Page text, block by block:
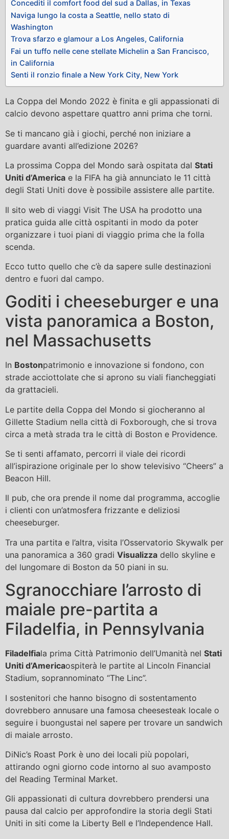
Concediti il ​​comfort food del sud a Dallas, in Texas
Naviga lungo la costa a Seattle, nello stato di
Washington
Trova sfarzo e glamour a Los Angeles, California
Fai un tuffo nelle cene stellate Michelin a San Francisco,
in California
Senti il ​​ronzio finale a New York City, New York
La Coppa del Mondo 2022 è finita e gli appassionati di
calcio devono aspettare quattro anni prima che torni.
Se ti mancano già i giochi, perché non iniziare a
guardare avanti all’edizione 2026?
La prossima Coppa del Mondo sarà ospitata dal Stati
Uniti d’America e la FIFA ha già annunciato le 11 città
degli Stati Uniti dove è possibile assistere alle partite.
Il sito web di viaggi Visit The USA ha prodotto una
pratica guida alle città ospitanti in modo da poter
organizzare i tuoi piani di viaggio prima che la folla
scenda.
Ecco tutto quello che c’è da sapere sulle destinazioni
dentro e fuori dal campo.
Goditi i cheeseburger e una
vista panoramica a Boston,
nel Massachusetts
In Bostonpatrimonio e innovazione si fondono, con
strade acciottolate che si aprono su viali fiancheggiati
da grattacieli.
Le partite della Coppa del Mondo si giocheranno al
Gillette Stadium nella città di Foxborough, che si trova
circa a metà strada tra le città di Boston e Providence.
Se ti senti affamato, percorri il viale dei ricordi
all’ispirazione originale per lo show televisivo “Cheers” a
Beacon Hill.
Il pub, che ora prende il nome dal programma, accoglie
i clienti con un’atmosfera frizzante e deliziosi
cheeseburger.
Tra una partita e l’altra, visita l’Osservatorio Skywalk per
una panoramica a 360 gradi Visualizza dello skyline e
del lungomare di Boston da 50 piani in su.
Sgranocchiare l’arrosto di
maiale pre-partita a
Filadelfia, in Pennsylvania
Filadelfiala prima Città Patrimonio dell’Umanità nel Stati
Uniti d’Americaospiterà le partite al Lincoln Financial
Stadium, soprannominato “The Linc”.
I sostenitori che hanno bisogno di sostentamento
dovrebbero annusare una famosa cheesesteak locale o
seguire i buongustai nel sapere per trovare un sandwich
di maiale arrosto.
DiNic’s Roast Pork è uno dei locali più popolari,
attirando ogni giorno code intorno al suo avamposto
del Reading Terminal Market.
Gli appassionati di cultura dovrebbero prendersi una
pausa dal calcio per approfondire la storia degli Stati
Uniti in siti come la Liberty Bell e l’Independence Hall.